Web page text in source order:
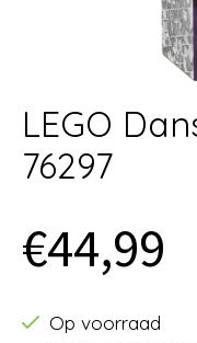
LEGO
76297
€44,99
Op voorraad